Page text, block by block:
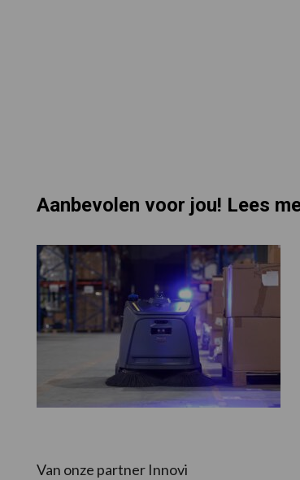
Aanbevolen voor jou! Lees
Van onze partner Innovi